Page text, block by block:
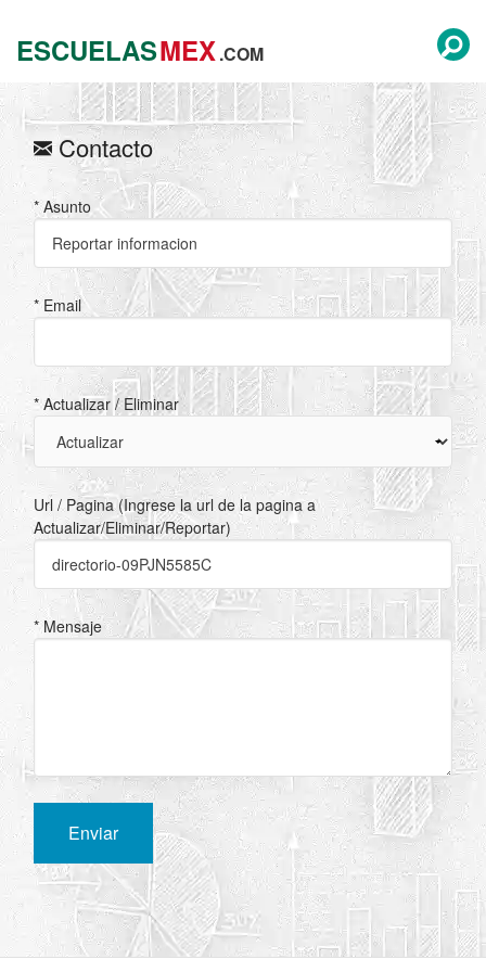
ESCUELASMEX.COM
Contacto
* Asunto
* Email
* Actualizar / Eliminar
Url / Pagina (Ingrese la url de la pagina a
Actualizar/Eliminar/Reportar)
* Mensaje
Enviar